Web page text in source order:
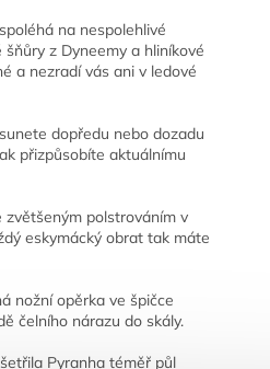
na nespolehlivé
z Dyneemy a hliníkové
a nezradí vás ani v ledové
dopředu nebo dozadu
přizpůsobíte aktuálnímu
polstrováním v
eskymácký obrat tak máte
nožní opěrka ve špičce
čelního nárazu do skály.
Pyranha téměř půl